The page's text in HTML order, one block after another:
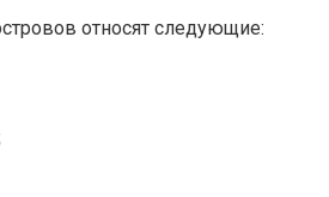
относят следующие: